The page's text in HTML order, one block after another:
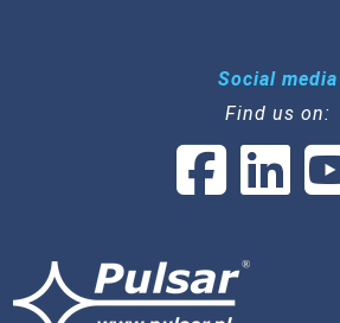
Social media
Find us on: